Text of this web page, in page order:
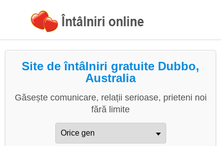
Site de întâlniri gratuite Dubbo,
Australia
Găsește comunicare, relații serioase, prieteni noi
fără limite